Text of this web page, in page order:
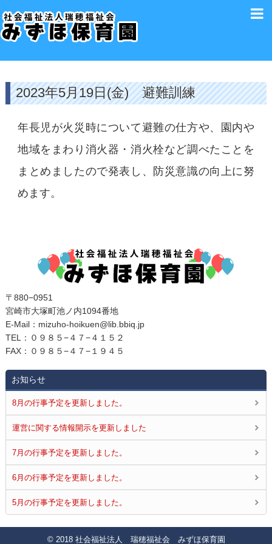
2023年5月19日(金) 避難訓練
年長児が火災時について避難の仕方や、園内や
地域をまわり消火器・消火栓など調べたことを
まとめましたので発表し、防災意識の向上に努
めます。
〒880−0951
宮崎市大塚町池ノ内1094番地
E‐Mail：mizuho-hoikuen@lib.bbiq.jp
TEL：０９８５−４７−４１５２
FAX：０９８５−４７−１９４５
お知らせ
8月の行事予定を更新しました。
運営に関する情報開示を更新しました
7月の行事予定を更新しました。
6月の行事予定を更新しました。
5月の行事予定を更新しました。
© 2018 社会福祉法人 瑞穂福祉会 みずほ保育園